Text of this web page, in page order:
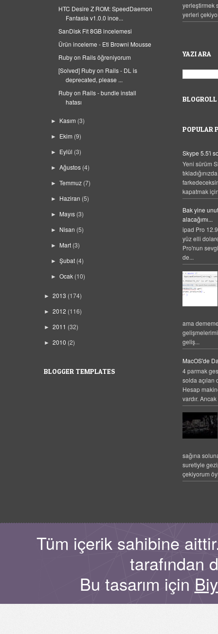
HTC Desire Z ROM: SpeedDaemon
Fantasia v1.0.0 ince...
SanDisk Fit 8GB incelemesi
Ürün inceleme - Eti Browni Mousse
Ruby on Rails öğreniyorum
[Solved] Ruby on Rails - DL is
deprecated, please ...
Ruby on Rails - bundle install
hatası
► Kasım (3)
► Ekim (9)
► Eylül (3)
►Ağustos (4)
►Temmuz (7)
► Haziran (5)
► Mayıs (3)
► Nisan (5)
► Mart (3)
►Şubat (4)
►Ocak (10)
► 2013 (174)
► 2012 (116)
► 2011 (32)
► 2010 (2)
BLOGGER TEMPLATES
yerleştirmek
yerleri
YAZI ARA
BLOGROLL
POPULAR
Skype 5.5'i
Yeni sürüm
kapatmak
Bak yine
alacağımı...
ipad Pro
yüz elli
Pro'nun
de...
ama
geliş...
MacOS'de
4 parmak
solda açılan
Hesap
vardır.
sağına
suretiyle
çekiyorum
Tüm içerik sahibine
tarafından
Bu tasarım için